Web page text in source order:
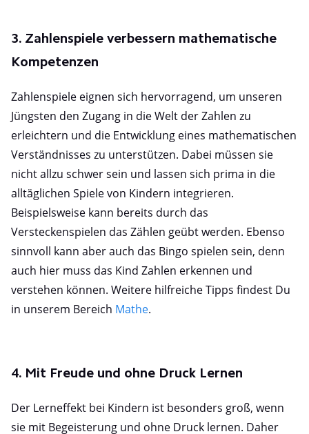
3. Zahlenspiele verbessern mathematische
Kompetenzen
Zahlenspiele eignen sich hervorragend, um unseren
Jüngsten den Zugang in die Welt der Zahlen zu
erleichtern und die Entwicklung eines mathematischen
Verständnisses zu unterstützen. Dabei müssen sie
nicht allzu schwer sein und lassen sich prima in die
alltäglichen Spiele von Kindern integrieren.
Beispielsweise kann bereits durch das
Versteckenspielen das Zählen geübt werden. Ebenso
sinnvoll kann aber auch das Bingo spielen sein, denn
auch hier muss das Kind Zahlen erkennen und
verstehen können. Weitere hilfreiche Tipps findest Du
in unserem Bereich Mathe.
4. Mit Freude und ohne Druck Lernen
Der Lerneffekt bei Kindern ist besonders groß, wenn
sie mit Begeisterung und ohne Druck lernen. Daher